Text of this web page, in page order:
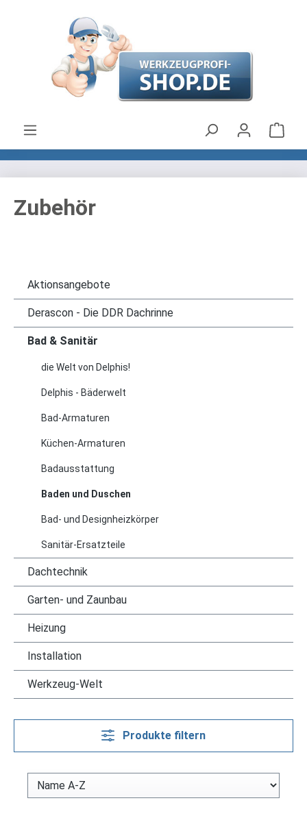
Zum Hauptinhalt springen
Zubehör
Aktionsangebote
Derascon - Die DDR Dachrinne
Bad & Sanitär
die Welt von Delphis!
Delphis - Bäderwelt
Bad-Armaturen
Küchen-Armaturen
Badausstattung
Baden und Duschen
Bad- und Designheizkörper
Sanitär-Ersatzteile
Dachtechnik
Garten- und Zaunbau
Heizung
Installation
Werkzeug-Welt
Produkte filtern